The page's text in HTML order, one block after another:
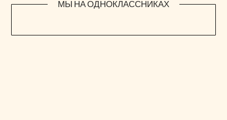
МЫ НА ОДНОКЛАССНИКАХ